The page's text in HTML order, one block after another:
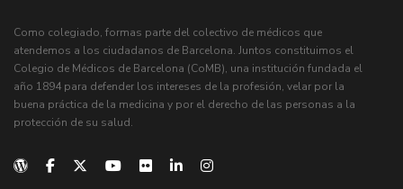
Como colegiado, formas parte del colectivo de médicos que
atendemos a los ciudadanos de Barcelona. Juntos constituimos el
Colegio de Médicos de Barcelona (CoMB), una institución fundada el
año 1894 para defender los intereses de la profesión, velar por la
buena práctica de la medicina y por el derecho de las personas a la
protección de su salud.